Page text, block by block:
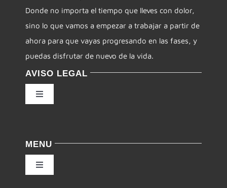
Donde no importa el tiempo que lleves con dolor,
sino lo que vamos a empezar a trabajar a partir de
ahora para que vayas progresando en las fases, y
puedas disfrutar de nuevo de la vida.
AVISO LEGAL
Toggle
Navigation
Condiciones de uso
MENU
Toggle
Navigation